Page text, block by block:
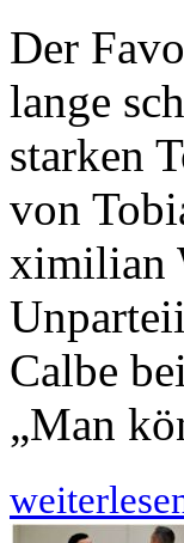
Der
lange
starken
von
ximilian
Calbe
„Man